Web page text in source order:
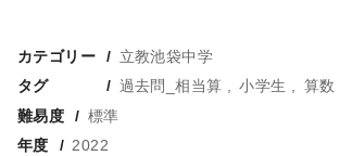
カテゴリー
立教池袋中学
タグ
過去問_相当算 小学生
算数
難易度
標準
年度
2022